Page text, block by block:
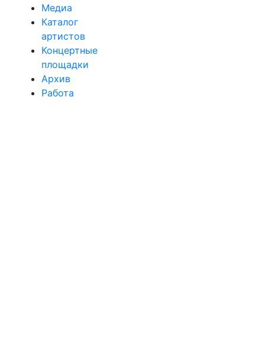
Медиа
Каталог
артистов
Концертные
площадки
Архив
Работа